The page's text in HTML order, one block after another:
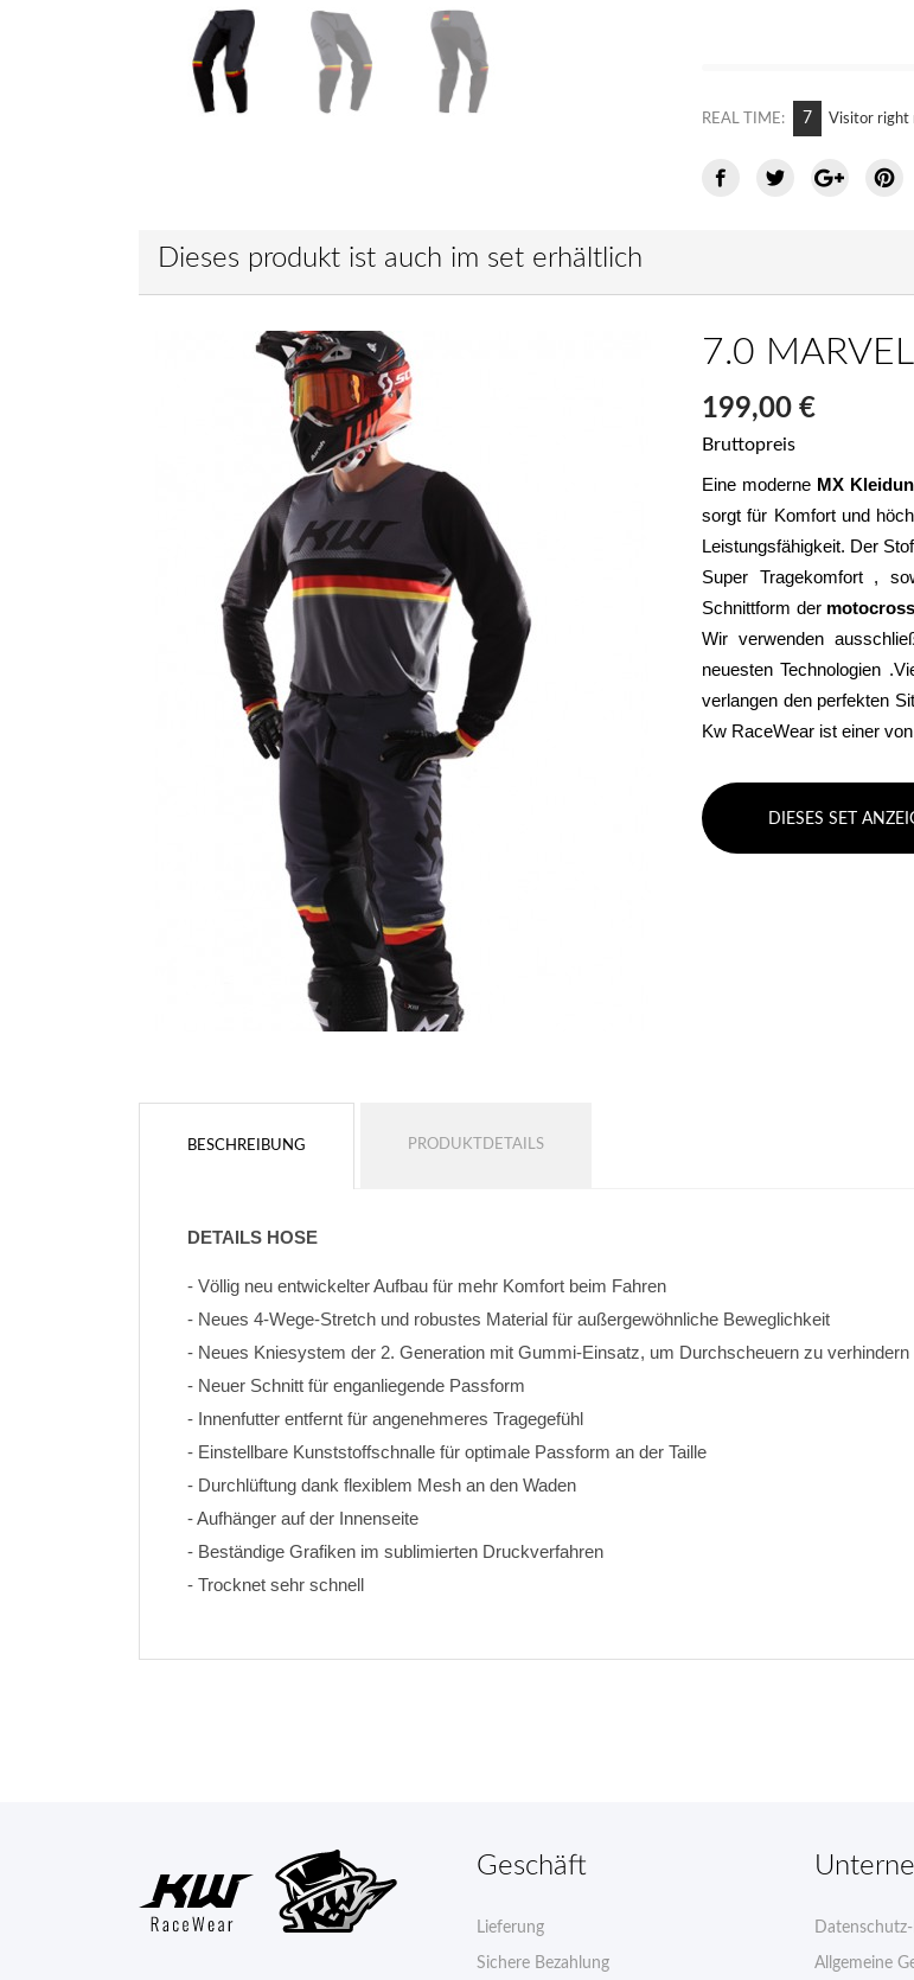
REAL TIME: 6 Visitor right
Dieses produkt ist auch im set erhältlich
7.0
199,00 €
Bruttopreis
Eine moderne MX
sorgt für Komfort und
Leistungsfähigkeit. Der
Super Tragekomfort ,
Schnittform der
Wir verwenden
neuesten Technologien
verlangen den perfekten
Kw RaceWear ist einer
DIESES SET
BESCHREIBUNG PRODUKTDETAILS
DETAILS HOSE
- Völlig neu entwickelter Aufbau für mehr Komfort beim Fahren
- Neues 4-Wege-Stretch und robustes Material für außergewöhnliche Beweglichkeit
- Neues Kniesystem der 2. Generation mit Gummi-Einsatz, um Durchscheuern zu verhindern
- Neuer Schnitt für enganliegende Passform
- Innenfutter entfernt für angenehmeres Tragegefühl
- Einstellbare Kunststoffschnalle für optimale Passform an der Taille
- Durchlüftung dank flexiblem Mesh an den Waden
- Aufhänger auf der Innenseite
- Beständige Grafiken im sublimierten Druckverfahren
- Trocknet sehr schnell
Geschäft
Lieferung
Sichere Bezahlung Allgemeine